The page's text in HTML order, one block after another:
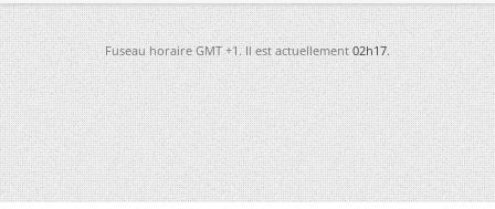
Fuseau horaire GMT +1. Il est actuellement02h17.